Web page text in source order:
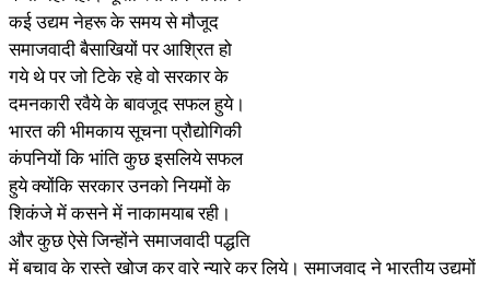
कई उद्यम नेहरू के समय से मौजूद
समाजवादी बैसाखियों पर आश्रित हो
गये थे पर जो टिके रहे वो सरकार के
दमनकारी रवैये के बावजूद सफल हुये।
भारत की भीमकाय सूचना प्रौद्योगिकी
कंपनियों कि भांति कुछ इसलिये सफल
हुये क्योंकि सरकार उनको नियमों के
शिकंजे में कसने में नाकामयाब रही।
और कुछ ऐसे जिन्होंने समाजवादी पद्धति
में बचाव के रास्ते खोज कर वारे न्यारे कर लिये। समाजवाद ने भारतीय उद्यमों